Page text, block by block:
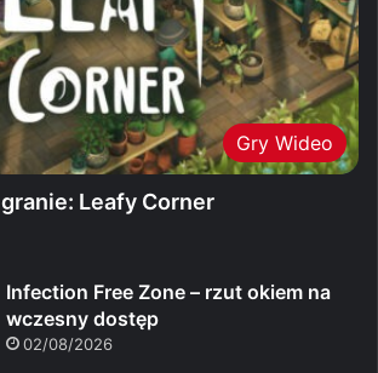
Gry Wideo
Leafy Corner
Infection Free Zone – rzut okiem na
wczesny dostęp
02/08/2026